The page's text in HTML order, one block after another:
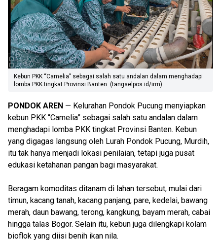
Kebun PKK “Camelia” sebagai salah satu andalan dalam menghadapi
lomba PKK tingkat Provinsi Banten. (tangselpos.id/irm)
PONDOK AREN — Kelurahan Pondok Pucung menyiapkan
kebun PKK “Camelia” sebagai salah satu andalan dalam
menghadapi lomba PKK tingkat Provinsi Banten. Kebun
yang digagas langsung oleh Lurah Pondok Pucung, Murdih,
itu tak hanya menjadi lokasi penilaian, tetapi juga pusat
edukasi ketahanan pangan bagi masyarakat.
Beragam komoditas ditanam di lahan tersebut, mulai dari
timun, kacang tanah, kacang panjang, pare, kedelai, bawang
merah, daun bawang, terong, kangkung, bayam merah, cabai
hingga talas Bogor. Selain itu, kebun juga dilengkapi kolam
bioflok yang diisi benih ikan nila.